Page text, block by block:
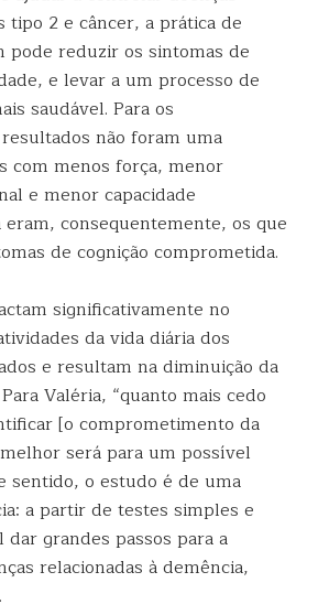
tipo 2 e câncer, a prática de
pode reduzir os sintomas de
e levar a um processo de
saudável. Para os
não foram uma
com menos força, menor
e menor capacidade
consequentemente, os que
de cognição comprometida.
significativamente no
da vida diária dos
e resultam na diminuição da
Valéria, “quanto mais cedo
[o comprometimento da
será para um possível
sentido, o estudo é de uma
a partir de testes simples e
grandes passos para a
relacionadas à demência,